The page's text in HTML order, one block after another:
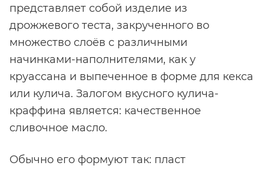
представляет собой изделие из
дрожжевого теста, закрученного во
множество слоёв с различными
начинками-наполнителями, как у
круассана и выпеченное в форме для кекса
или кулича. Залогом вкусного кулича-
краффина является: качественное
сливочное масло.
Обычно его формуют так: пласт